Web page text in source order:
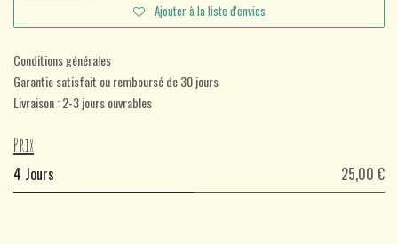
Ajouter à la liste d'envies
Conditions générales
Garantie satisfait ou remboursé de 30 jours
Livraison : 2-3 jours ouvrables
Prix
4 Jours 25,00 €